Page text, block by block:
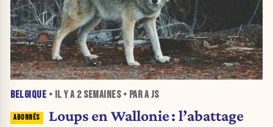
BELGIQUE • IL Y A 2 SEMAINES• PAR A JS
Loups en Wallonie : l’abattage